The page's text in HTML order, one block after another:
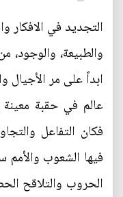
التجديد في الافكار
والطبيعة، والوجود،
ابداً على مر الأجيال
عالم في حقبة معينة
فكان التفاعل
فيها الشعوب والأمم
الحروب والتلاقح